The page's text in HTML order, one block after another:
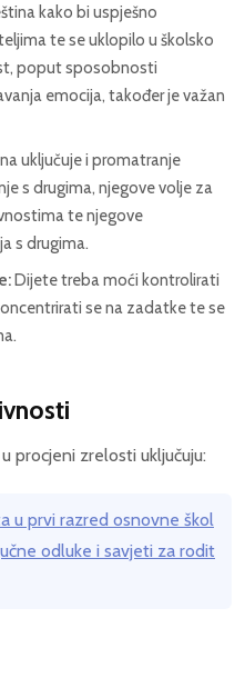
kako bi uspješno
te se uklopilo u školsko
poput sposobnosti
emocija, također je važan
uključuje i promatranje
s drugima, njegove volje za
te njegove
s drugima.
Dijete treba moći kontrolirati
se na zadatke te se
procjeni zrelosti uključuju:
u prvi razred osnovne škol
odluke i savjeti za rodit